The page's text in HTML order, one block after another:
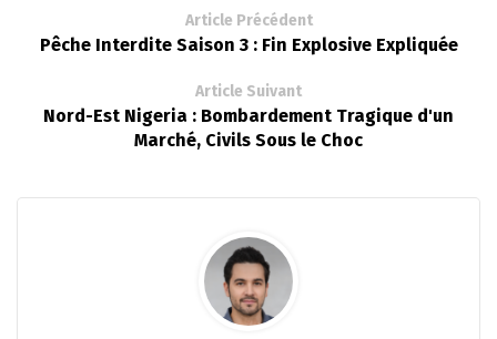
Article Précédent
Pêche Interdite Saison 3 : Fin Explosive Expliquée
Article Suivant
Nord-Est Nigeria : Bombardement Tragique d'un
Marché, Civils Sous le Choc